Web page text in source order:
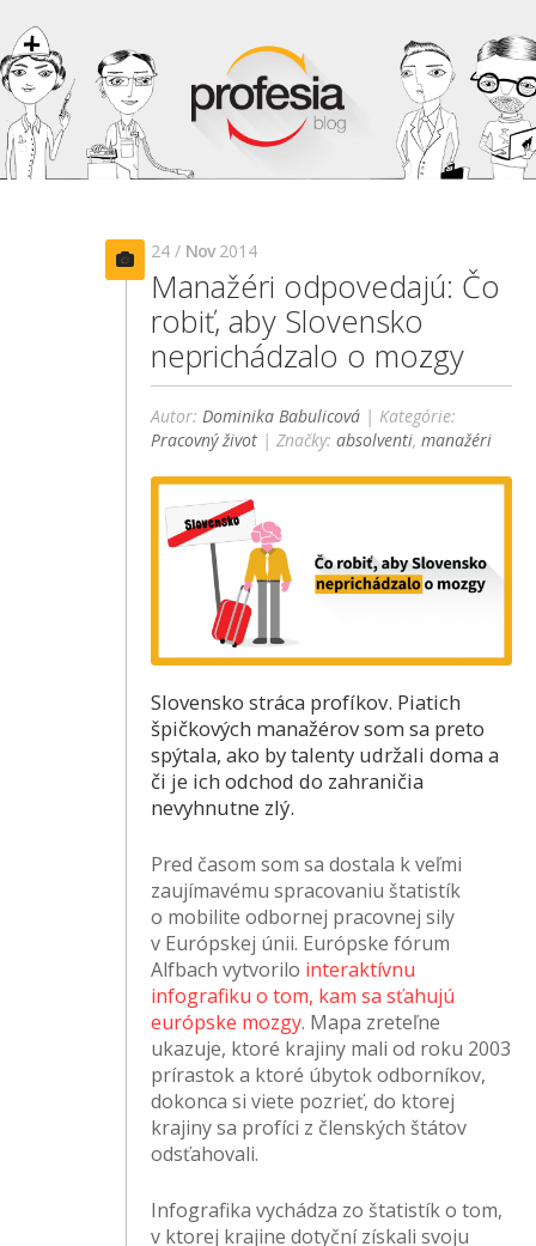
24 / Nov 2014
Manažéri odpovedajú: Čo
robiť, aby Slovensko
neprichádzalo o mozgy
Autor:Dominika Babulicová | Kategórie:
Pracovný život | Značky:absolventi,manažéri
Slovensko stráca profíkov. Piatich
špičkových manažérov som sa preto
spýtala, ako by talenty udržali doma a
či je ich odchod do zahraničia
nevyhnutne zlý.
Pred časom som sa dostala k veľmi
zaujímavému spracovaniu štatistík
o mobilite odbornej pracovnej sily
v Európskej únii. Európske fórum
Alfbach vytvorilo interaktívnu
infografiku o tom, kam sa sťahujú
európske mozgy. Mapa zreteľne
ukazuje, ktoré krajiny mali od roku 2003
prírastok a ktoré úbytok odborníkov,
dokonca si viete pozrieť, do ktorej
krajiny sa profíci z členských štátov
odsťahovali.
Infografika vychádza zo štatistík o tom,
v ktorej krajine dotyční získali svoju